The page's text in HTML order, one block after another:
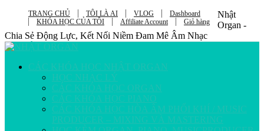
TRANG CHỦ TÔI LÀ AI VLOG
Dashboard
KHÓA HỌC CỦA TÔI
Affiliate Account Giỏ hàng
Nhật
Organ -
Chia Sẻ Động Lực, Kết Nối Niềm Đam Mê Âm Nhạc
CÁC KHÓA HỌC NHẬT ORGAN
HỌC NHẠC LÝ
CÁC KHÓA HỌC ORGAN
CÁC KHÓA HỌC PIANO
CÁC KHÓA HỌC HÒA ÂM PHỐI KHÍ / MUSIC
PRODUCER – MIXING VÀ MASTERING